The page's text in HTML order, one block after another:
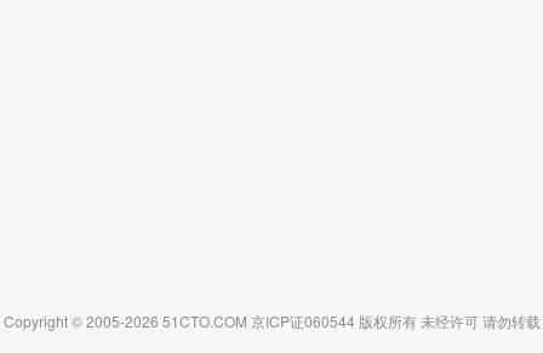
Copyright © 2005-2026 51CTO.COM 京ICP证060544 版权所有 未经许可 请勿转载